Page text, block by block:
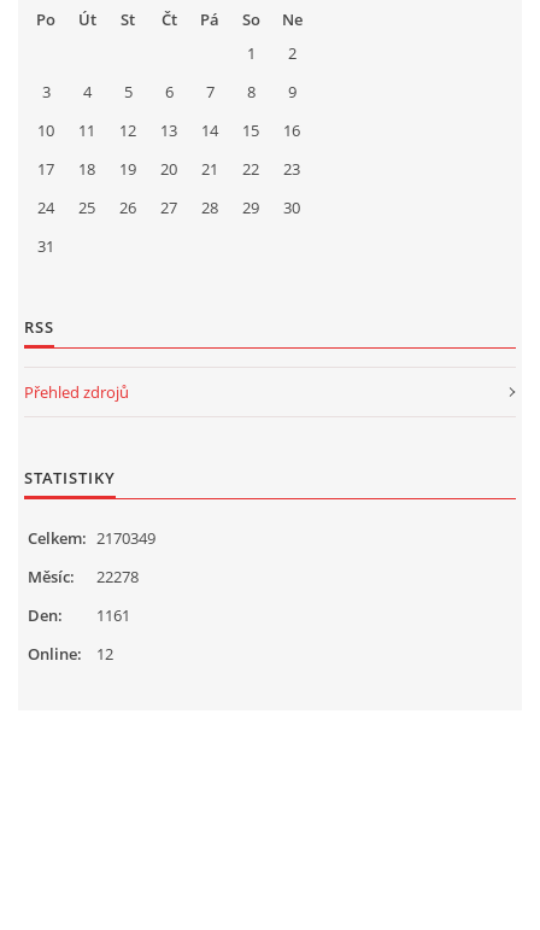
Po
Út St Čt Pá So
Ne
1
2
3
4 5 6 7 8
9
10
11 12 13 14 15
16
17
18 19 20 21 22
23
24
25 26 27 28 29
30
31
RSS
Přehled zdrojů
STATISTIKY
Online: 12
Celkem: 2170349
Měsíc:
22278
Den:
1161